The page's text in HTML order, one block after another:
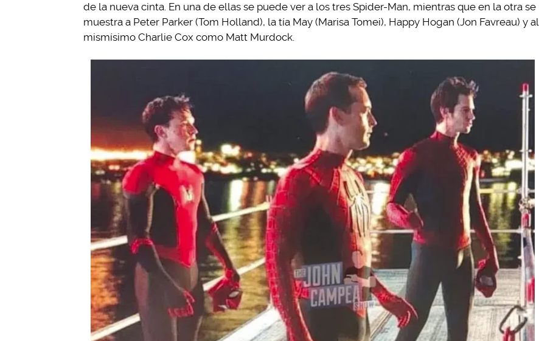
de la nueva cinta. En una de ellas se puede ver a los tres Spider-Man, mientras que en la otra se
muestra a Peter Parker (Tom Holland), la tía May (Marisa Tomei), Happy Hogan (Jon Favreau) y al
mismísimo Charlie Cox como Matt Murdock.